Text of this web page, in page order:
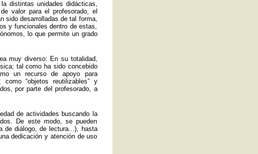
distintas unidades didácticas,
valor para el profesorado, el
sido desarrolladas de tal forma,
y funcionales dentro de estas,
lo que permite un grado
muy diverso: En su totalidad,
tal como ha sido concebido
un recurso de apoyo para
“objetos reutilizables” y
por parte del profesorado, a
de actividades buscando la
De este modo, se pueden
de diálogo, de lectura...), hasta
dedicación y atención de uso